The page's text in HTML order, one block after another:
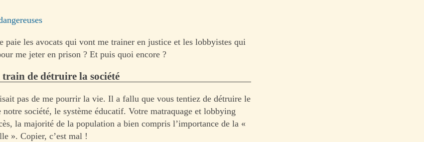
paie les avocats qui vont me trainer en justice et les lobbyistes qui
me jeter en prison ? Et puis quoi encore ?
train de détruire la société
pas de me pourrir la vie. Il a fallu que vous tentiez de détruire le
notre société, le système éducatif. Votre matraquage et lobbying
la majorité de la population a bien compris l’importance de la «
». Copier, c’est mal !